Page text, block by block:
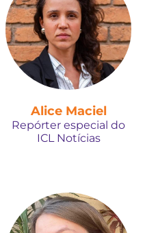
Alice Maciel
Repórter especial do
ICL Notícias